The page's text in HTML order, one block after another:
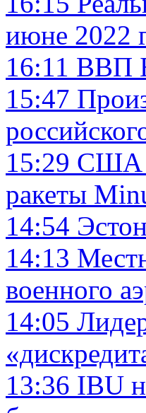
июне 2022
16:11 ВВП
15:47
15:29 США
ракеты
14:54
14:13
военного
14:05
13:36 IBU